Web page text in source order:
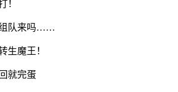
！
组队来吗……
生魔王！
就完蛋